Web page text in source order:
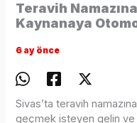
Teravih
Kaynanaya
6 ay önce
Sivas’ta teravih
geçmek isteyen gelin ve